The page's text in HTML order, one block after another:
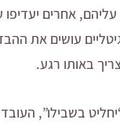
אחרים
עושים את
באותו רגע.
בשבילו”,